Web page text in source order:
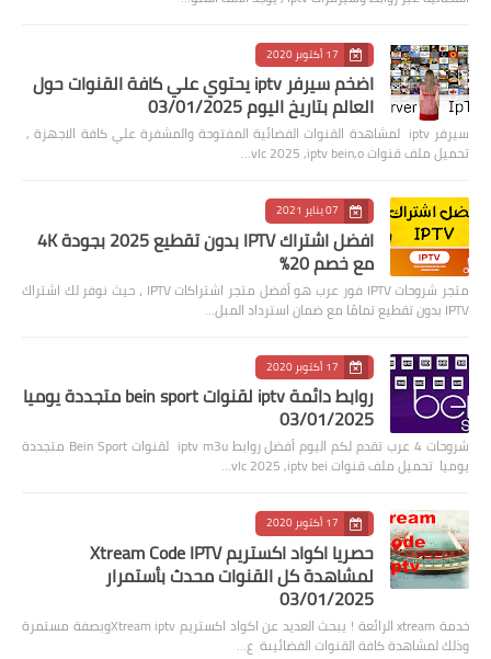
17 أكتوبر 2020
اضخم سيرفر iptv يحتوي علي كافة القنوات حول
العالم بتاريخ اليوم 03/01/2025
سيرفر iptv لمشاهدة القنوات الفضائية المفتوحة والمشفرة علي كافة الاجهزة ,
تحميل ملف قنوات vlc 2025 ,iptv bein,o…
07 يناير 2021
افضل اشتراك IPTV بدون تقطيع 2025 بجودة 4K
مع خصم 20%
متجر شروحات IPTV فور عرب هو أفضل متجر اشتراكات IPTV ، حيث نوفر لك اشتراك
IPTV بدون تقطيع تمامًا مع ضمان استرداد المبل…
17 أكتوبر 2020
روابط دائمة iptv لقنوات bein sport متجددة يوميا
03/01/2025
شروحات 4 عرب تقدم لكم اليوم أفضل روابط iptv m3u لقنوات Bein Sport متجددة
يوميا تحميل ملف قنوات vlc 2025 ,iptv bei…
17 أكتوبر 2020
حصريا اكواد اكستريم Xtream Code IPTV
لمشاهدة كل القنوات محدث بأستمرار
03/01/2025
خدمة xtream الرائعة ! يبحث العديد عن اكواد اكستريم Xtream iptvوبصفة مستمرة
وذلك لمشاهدة كافة القنوات الفضائيىة ع…